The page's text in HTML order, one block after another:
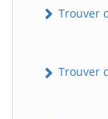
Trouver
Trouver